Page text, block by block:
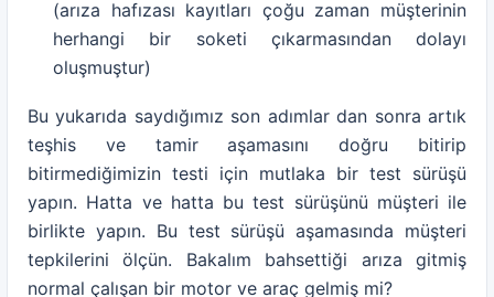
(arıza hafızası kayıtları çoğu zaman müşterinin
herhangi bir soketi çıkarmasından dolayı
oluşmuştur)
Bu yukarıda saydığımız son adımlar dan sonra artık
teşhis ve tamir aşamasını doğru bitirip
bitirmediğimizin testi için mutlaka bir test sürüşü
yapın. Hatta ve hatta bu test sürüşünü müşteri ile
birlikte yapın. Bu test sürüşü aşamasında müşteri
tepkilerini ölçün. Bakalım bahsettiği arıza gitmiş
normal çalışan bir motor ve araç gelmiş mi?